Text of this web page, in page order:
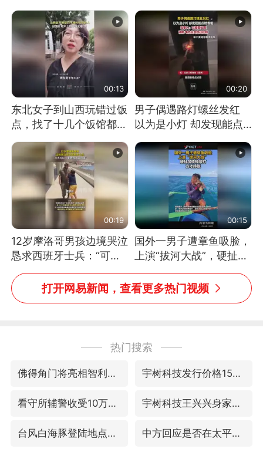
长大：挖了140多朵
震惊 （视频来源：参考
消息）
00:13
东北女子到山西玩错过饭
点，找了十几个饭馆都没
开门：午休到几点
00:20
男子偶遇路灯螺丝发红
以为是小灯 却发现能点
燃香烟 当事人：已报警
处理
00:19
12岁摩洛哥男孩边境哭泣
恳求西班牙士兵：“可不
可以不要把我遣返回国”
00:15
国外一男子遭章鱼吸脸，
上演“拔河大战”，硬扯加
铁棒敲打方才挣脱
打开网易新闻，查看更多热门视频
热门搜索
佛得角门将亮相智利俱乐部主场 宇树科技发行价格150.80元/股
看守所辅警收受10万获刑1年 宇树科技王兴兴身家有望超200亿元
台风白海豚登陆地点更新 中方回应是否在太平洋海底开采稀土